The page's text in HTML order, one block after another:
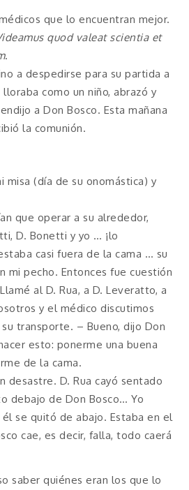
que lo encuentran mejor.
quod valeat scientia et
.
a despedirse para su partida a
como un niño, abrazó y
a Don Bosco. Esta mañana
la comunión.
misa (día de su onomástica) y
que operar a su alrededor,
D. Bonetti y yo … ¡lo
casi fuera de la cama … su
mi pecho. Entonces fue cuestión
al D. Rua, a D. Leveratto, a
y el médico discutimos
transporte. – Bueno, dijo Don
esto: ponerme una buena
de la cama.
desastre. D. Rua cayó sentado
debajo de Don Bosco… Yo
él se quitó de abajo. Estaba en el
cae, es decir, falla, todo caerá
saber quiénes eran los que lo